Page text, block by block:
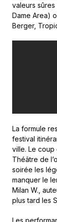
valeurs sûres
Dame Area)
Berger,
La formule
festival
ville. Le coup
Théâtre de
soirée les
manquer le
Milan W.,
plus tard les
Les